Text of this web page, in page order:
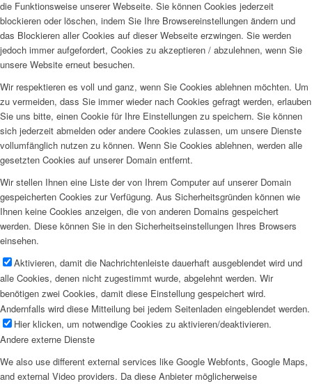
die Funktionsweise unserer Webseite. Sie können Cookies jederzeit
blockieren oder löschen, indem Sie Ihre Browsereinstellungen ändern und
das Blockieren aller Cookies auf dieser Webseite erzwingen. Sie werden
jedoch immer aufgefordert, Cookies zu akzeptieren / abzulehnen, wenn Sie
unsere Website erneut besuchen.
Wir respektieren es voll und ganz, wenn Sie Cookies ablehnen möchten. Um
zu vermeiden, dass Sie immer wieder nach Cookies gefragt werden, erlauben
Sie uns bitte, einen Cookie für Ihre Einstellungen zu speichern. Sie können
sich jederzeit abmelden oder andere Cookies zulassen, um unsere Dienste
vollumfänglich nutzen zu können. Wenn Sie Cookies ablehnen, werden alle
gesetzten Cookies auf unserer Domain entfernt.
Wir stellen Ihnen eine Liste der von Ihrem Computer auf unserer Domain
gespeicherten Cookies zur Verfügung. Aus Sicherheitsgründen können wie
Ihnen keine Cookies anzeigen, die von anderen Domains gespeichert
werden. Diese können Sie in den Sicherheitseinstellungen Ihres Browsers
einsehen.
Aktivieren, damit die Nachrichtenleiste dauerhaft ausgeblendet wird und
alle Cookies, denen nicht zugestimmt wurde, abgelehnt werden. Wir
benötigen zwei Cookies, damit diese Einstellung gespeichert wird.
Andernfalls wird diese Mitteilung bei jedem Seitenladen eingeblendet werden.
Hier klicken, um notwendige Cookies zu aktivieren/deaktivieren.
Andere externe Dienste
We also use different external services like Google Webfonts, Google Maps,
and external Video providers. Da diese Anbieter möglicherweise